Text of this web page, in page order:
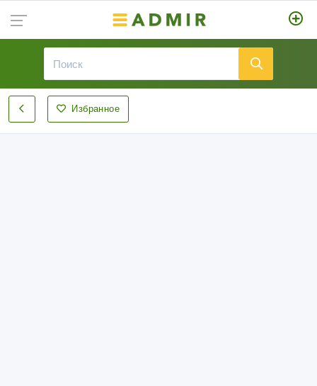
Избранное